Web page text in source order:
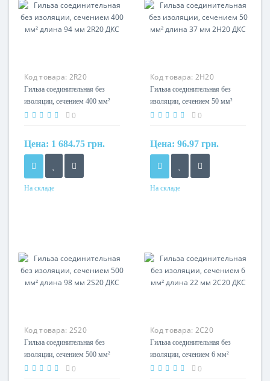
Код товара: 2R20
Гильза соединительная без
изоляции, сечением 400 мм²
длина 94 мм 2R20 ДКС
0
Цена: 1 684.75 грн.
На складе
Код товара: 2H20
Гильза соединительная без
изоляции, сечением 50 мм²
длина 37 мм 2H20 ДКС
0
Цена: 96.97 грн.
На складе
Код товара: 2S20
Гильза соединительная без
изоляции, сечением 500 мм²
длина 98 мм 2S20 ДКС
0
Код товара: 2C20
Гильза соединительная без
изоляции, сечением 6 мм²
длина 22 мм 2C20 ДКС
0